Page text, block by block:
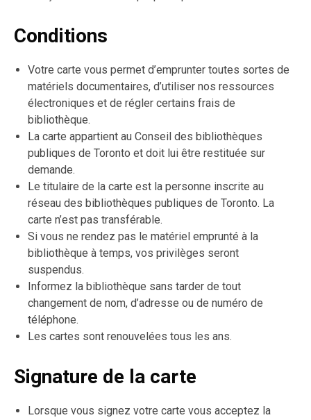
Conditions
Votre carte vous permet d’emprunter toutes sortes de
matériels documentaires, d’utiliser nos ressources
électroniques et de régler certains frais de
bibliothèque.
La carte appartient au Conseil des bibliothèques
publiques de Toronto et doit lui être restituée sur
demande.
Le titulaire de la carte est la personne inscrite au
réseau des bibliothèques publiques de Toronto. La
carte n’est pas transférable.
Si vous ne rendez pas le matériel emprunté à la
bibliothèque à temps, vos privilèges seront
suspendus.
Informez la bibliothèque sans tarder de tout
changement de nom, d’adresse ou de numéro de
téléphone.
Les cartes sont renouvelées tous les ans.
Signature de la carte
Lorsque vous signez votre carte vous acceptez la